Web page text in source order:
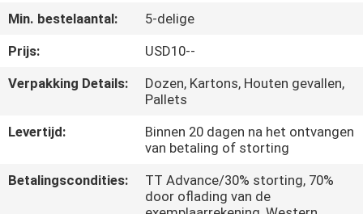
CONTACTEER
ONS
OM EEN
Min. bestelaantal:
5-delige
Prijs:
USD10--
Verpakking Details:
Dozen, Kartons, Houten gevallen,
Pallets
Levertijd:
Binnen 20 dagen na het ontvangen
van betaling of storting
Betalingscondities:
TT Advance/30% storting, 70%
door oflading van de